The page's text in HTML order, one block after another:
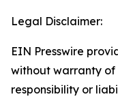
Legal Disclaimer:
EIN Presswire
without warranty of
responsibility or